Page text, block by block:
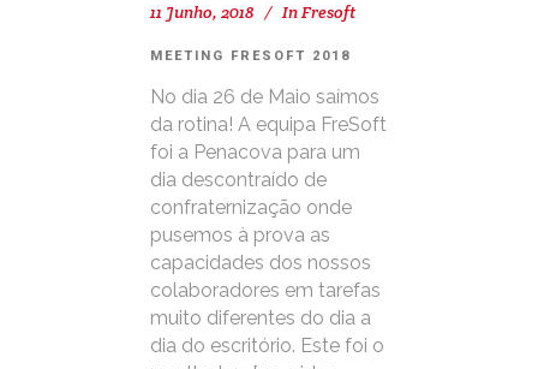
11 Junho, 2018 InFresoft
MEETING FRESOFT 2018
No dia 26 de Maio saímos
da rotina! A equipa FreSoft
foi a Penacova para um
dia descontraído de
confraternização onde
pusemos à prova as
capacidades dos nossos
colaboradores em tarefas
muito diferentes do dia a
dia do escritório. Este foi o